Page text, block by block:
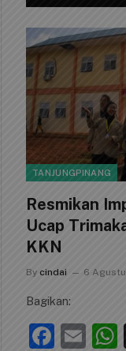
TANJUNGPINANG
Resmikan
Ucap
KKN
By cindai 6
Bagikan:
F
E